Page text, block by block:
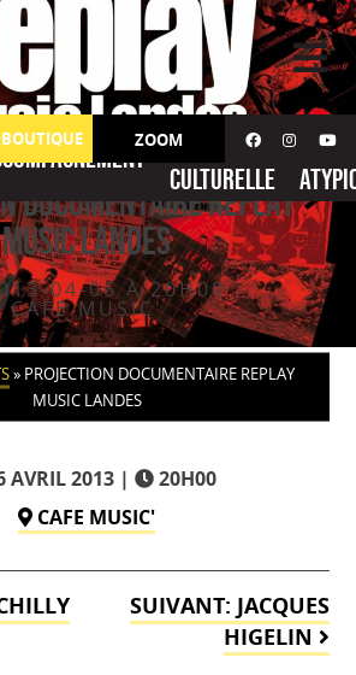
BOUTIQUE ZOOM
Action
culturelle
REPLAY
MUSIC LANDES
04-06 À 20H00
CAFE MUSIC'
» PROJECTION DOCUMENTAIRE REPLAY
MUSIC LANDES
AVRIL 2013
20H00
CAFE MUSIC'
SUIVANT: JACQUES
HIGELIN